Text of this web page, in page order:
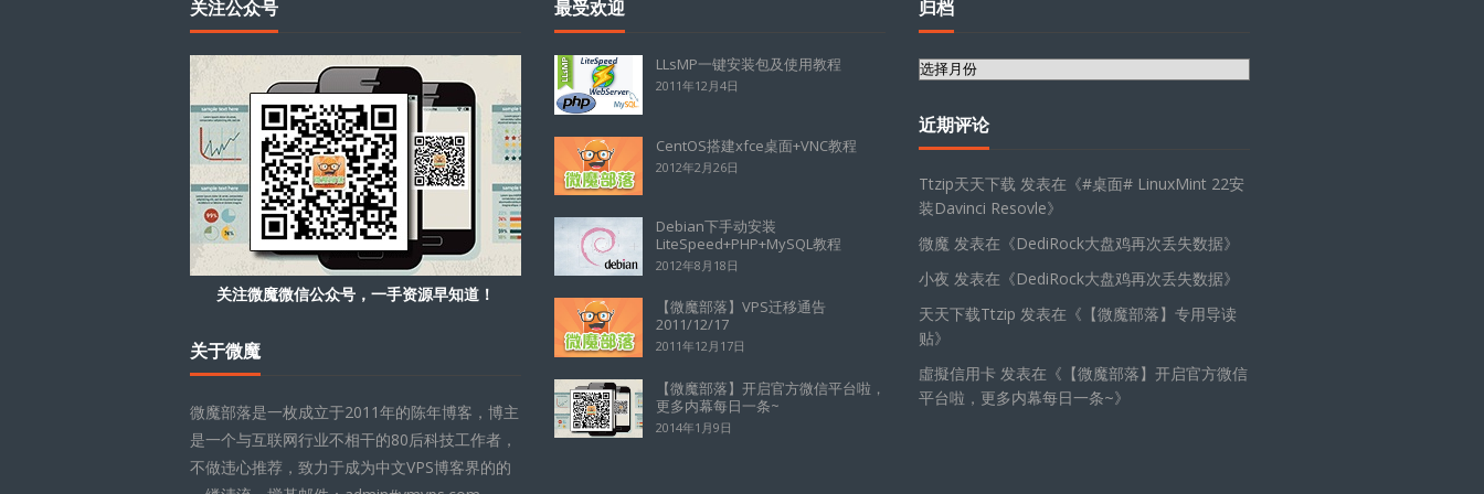
关注公众号
关注微魔微信公众号，一手资源早知道！
关于微魔
微魔部落是一枚成立于2011年的陈年博客，博主
是一个与互联网行业不相干的80后科技工作者，
不做违心推荐，致力于成为中文VPS博客界的的
最受欢迎
LLsMP一键安装包及使用教程
2011年12月4日
CentOS搭建xfce桌面+VNC教程
2012年2月26日
Debian下手动安装
LiteSpeed+PHP+MySQL教程
2012年8月18日
【微魔部落】VPS迁移通告
2011/12/17
2011年12月17日
【微魔部落】开启官方微信平台啦，
更多内幕每日一条~
2014年1月9日
归档
归
近期评论
Ttzip天天下载 发表在《#桌面# LinuxMint 22安
装Davinci Resovle》
微魔 发表在《DediRock大盘鸡再次丢失数据》
小夜 发表在《DediRock大盘鸡再次丢失数据》
天天下载Ttzip 发表在《 【微魔部落】专用导读
贴》
虛擬信用卡 发表在《 【微魔部落】开启官方微信
平台啦，更多内幕每日一条~》